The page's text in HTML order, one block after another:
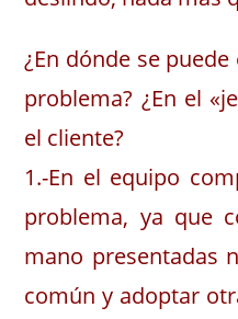
¿En dónde se
problema? ¿En el
el cliente?
1.-En el equipo
problema, ya que
mano presentadas
común y adoptar